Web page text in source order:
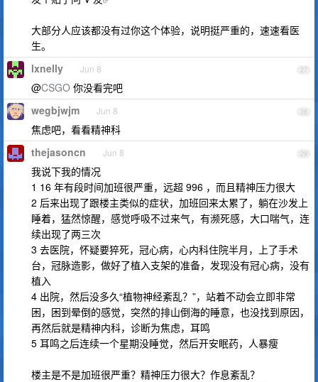
大部分人应该都没有过你这个体验，说明挺严重的，速速看医
生。
27
lxnelly Jun 8
@CSGO 你没看完吧
28
wegbjwjm Jun 8
焦虑吧，看看精神科
29
thejasoncn Jun 8
我说下我的情况
1 16 年有段时间加班很严重，远超 996 ，而且精神压力很大
2 后来出现了跟楼主类似的症状，加班回来太累了，躺在沙发上
睡着，猛然惊醒，感觉呼吸不过来气，有濒死感，大口喘气，连
续出现了两三次
3 去医院，怀疑要猝死，冠心病，心内科住院半月，上了手术
台，冠脉造影，做好了植入支架的准备，发现没有冠心病，没有
植入
4 出院，然后没多久“植物神经紊乱？”，站着不动会立即非常
困，困到晕倒的感觉，突然的排山倒海的睡意，也没找到原因，
再然后就是精神内科，诊断为焦虑，耳鸣
5 耳鸣之后连续一个星期没睡觉，然后开安眠药，人暴瘦
楼主是不是加班很严重？精神压力很大？作息紊乱？